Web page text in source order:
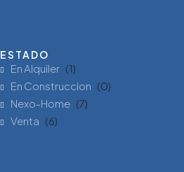
ESTADO
En Alquiler (1)
En Construccion (0)
Nexo-Home (7)
Venta (6)